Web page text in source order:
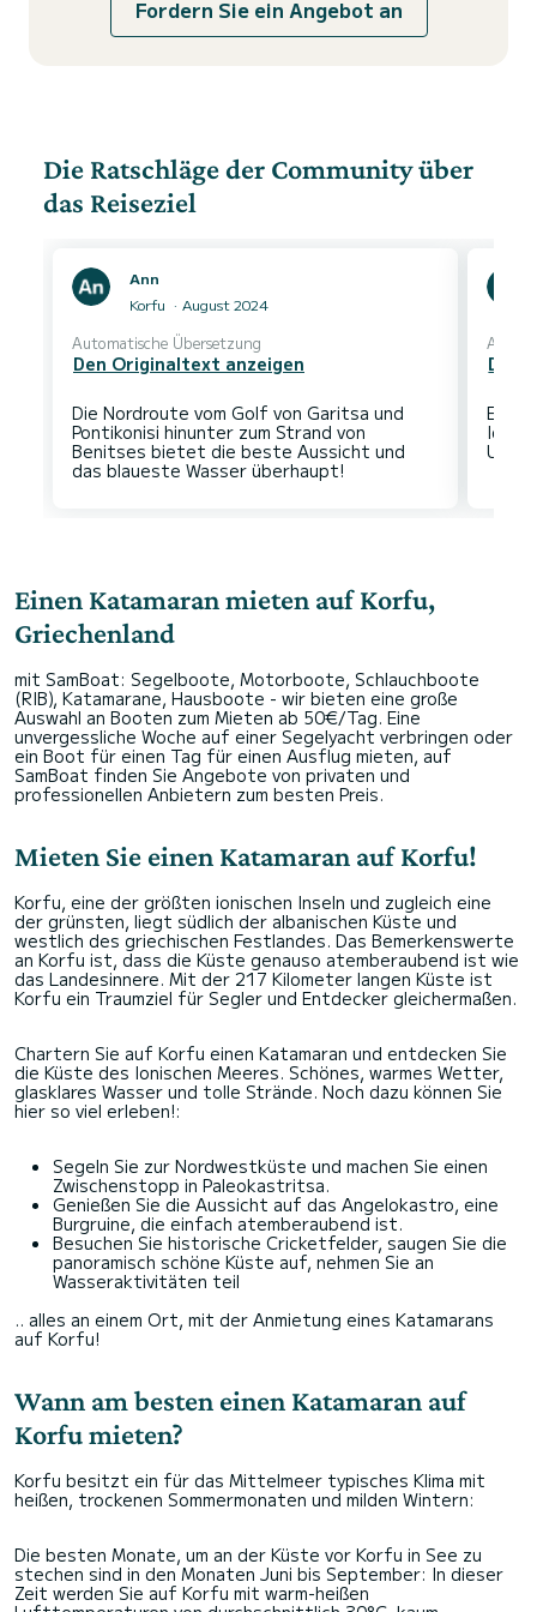
Fordern Sie ein Angebot an
Die Ratschläge der Community über
das Reiseziel
Ann
Korfu
August 2024
Automatische Übersetzung
Den Originaltext anzeigen
Die Nordroute vom Golf von Garitsa und
Pontikonisi hinunter zum Strand von
Benitses bietet die beste Aussicht und
Den
Eine
Ideal
Einen Katamaran mieten auf Korfu,
Griechenland
mit SamBoat: Segelboote, Motorboote, Schlauchboote
(RIB), Katamarane, Hausboote - wir bieten eine große
Auswahl an Booten zum Mieten ab 50€/Tag. Eine
unvergessliche Woche auf einer Segelyacht verbringen oder
ein Boot für einen Tag für einen Ausflug mieten, auf
SamBoat finden Sie Angebote von privaten und
professionellen Anbietern zum besten Preis.
Mieten Sie einen Katamaran auf Korfu!
Korfu, eine der größten ionischen Inseln und zugleich eine
der grünsten, liegt südlich der albanischen Küste und
westlich des griechischen Festlandes. Das Bemerkenswerte
an Korfu ist, dass die Küste genauso atemberaubend ist wie
das Landesinnere. Mit der 217 Kilometer langen Küste ist
Korfu ein Traumziel für Segler und Entdecker gleichermaßen.
Chartern Sie auf Korfu einen Katamaran und entdecken Sie
die Küste des Ionischen Meeres. Schönes, warmes Wetter,
glasklares Wasser und tolle Strände. Noch dazu können Sie
hier so viel erleben!:
Segeln Sie zur Nordwestküste und machen Sie einen
Zwischenstopp in Paleokastritsa.
Genießen Sie die Aussicht auf das Angelokastro, eine
Burgruine, die einfach atemberaubend ist.
Besuchen Sie historische Cricketfelder, saugen Sie die
panoramisch schöne Küste auf, nehmen Sie an
Wasseraktivitäten teil
.. alles an einem Ort, mit der Anmietung eines Katamarans
auf Korfu!
Wann am besten einen Katamaran auf
Korfu mieten?
Korfu besitzt ein für das Mittelmeer typisches Klima mit
heißen, trockenen Sommermonaten und milden Wintern:
Die besten Monate, um an der Küste vor Korfu in See zu
stechen sind in den Monaten Juni bis September: In dieser
Zeit werden Sie auf Korfu mit warm-heißen